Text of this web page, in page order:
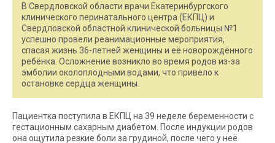
В Свердловской области врачи Екатеринбургского
клинического перинатального центра (ЕКПЦ) и
Свердловской областной клинической больницы №1
успешно провели реанимационные мероприятия,
спасая жизнь 36-летней женщины и её новорождённого
ребёнка. Осложнение возникло во время родов из-за
эмболии околоплодными водами, что привело к
остановке сердца женщины.
Пациентка поступила в ЕКПЦ на 39 неделе беременности с
гестационным сахарным диабетом. После индукции родов
она ощутила резкие боли за грудиной, после чего у неё